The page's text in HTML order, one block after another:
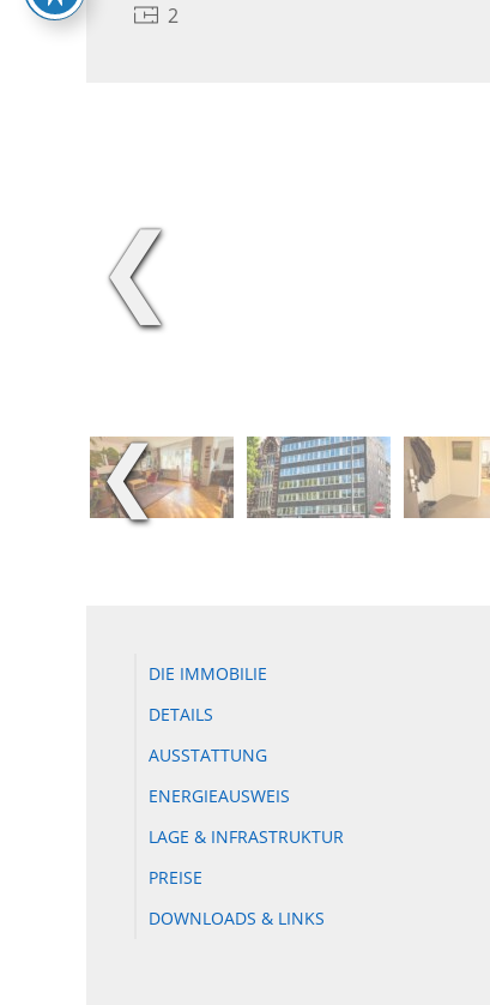
2
❮
❮
DIE IMMOBILIE
DETAILS
AUSSTATTUNG
ENERGIEAUSWEIS
LAGE & INFRASTRUKTUR
PREISE
DOWNLOADS & LINKS